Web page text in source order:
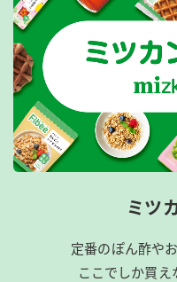
ミツ
定番のぽん酢や
ここでしか買